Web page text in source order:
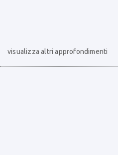
visualizza altri approfondimenti